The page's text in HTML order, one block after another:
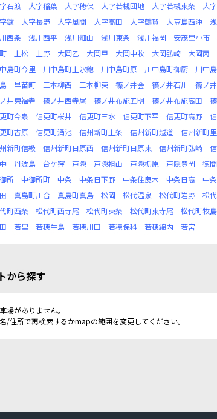
石渡
大字稲葉 大字穂保 大字若槻団地 大字若槻東条 大
鑪
大字長野 大字風間 大字高田 大字鶴賀 大豆島西沖
西条
浅川西平 浅川畑山 浅川東条 浅川福岡 安茂里小市
上松 上野 大岡乙 大岡甲 大岡中牧 大岡弘崎 大岡丙
島町今里
川中島町上氷鉋 川中島町原 川中島町御厨 川中
早苗町 三本柳西 三本柳東 篠ノ井会 篠ノ井石川 篠ノ
井東福寺
篠ノ井西寺尾 篠ノ井布施五明 篠ノ井布施高田
町今泉
信更町桜井 信更町三水 信更町下平 信更町高野
町吉原
信更町涌池 信州新町上条 信州新町越道 信州新町
新町信級
信州新町日原西 信州新町日原東 信州新町弘崎
丹波島 台ケ窪 戸隠 戸隠祖山 戸隠栃原 戸隠豊岡 徳間
所
中御所町 中条 中条日下野 中条住良木 中条日高 中
真島町川合 真島町真島 松岡 松代温泉 松代町岩野 松
町西条
松代町西寺尾 松代町東条 松代町東寺尾 松代町牧島
若里 若穂牛島 若穂川田 若穂保科 若穂綿内 若宮
から探す
場がありません。
/住所で再検索するかmapの範囲を変更してください。